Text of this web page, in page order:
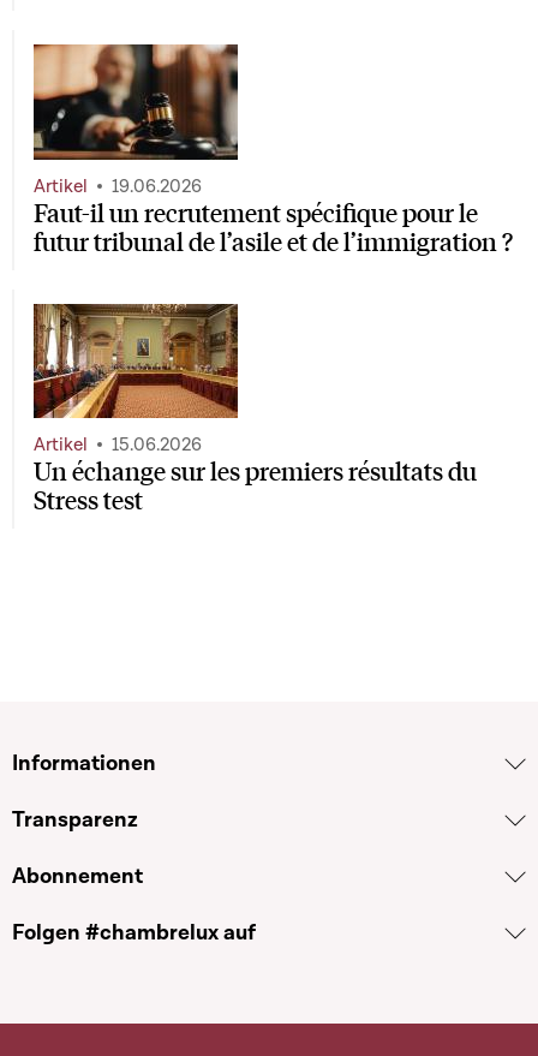
Faut-il un recrutement spécifique pour le
futur tribunal de l’asile et de l’immigration ?
Artikel 19.06.2026
Un échange sur les premiers résultats du
Stress test
Artikel 15.06.2026
Informationen
Transparenz
Abonnement
Folgen #chambrelux auf